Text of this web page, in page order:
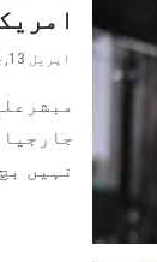
اپریل 13, 2024
نہیں